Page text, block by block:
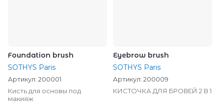
Foundation brush
SOTHYS Paris
Артикул: 200001
Кисть для основы под
макияж
Eyebrow brush
SOTHYS Paris
Артикул: 200009
КИСТОЧКА ДЛЯ БРОВЕЙ 2 В 1